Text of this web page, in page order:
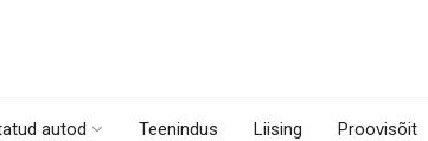
autod Teenindus Liising Proovisõit